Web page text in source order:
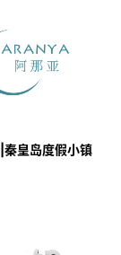
皇岛度假小镇